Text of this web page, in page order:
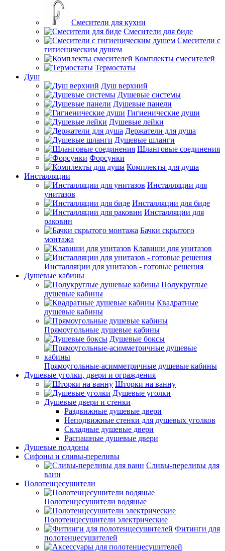
Смесители для кухни
Смесители для биде
Смесители с
гигиеническим душем
Комплекты смесителей
Термостаты
Душ
Душ верхний
Душевые системы
Душевые панели
Гигиенические души
Душевые лейки
Держатели для душа
Душевые шланги
Шланговые соединения
Форсунки
Комплекты для душа
Инсталляции
Инсталляции для
унитазов
Инсталляции для биде
Инсталляции для
раковин
Бачки скрытого
монтажа
Клавиши для унитазов
Инсталляции для унитазов - готовые решения
Душевые кабины
Полукруглые
душевые кабины
Квадратные
душевые кабины
Прямоугольные душевые кабины
Душевые боксы
Прямоугольные-асимметричные душевые кабины
Душевые уголки, двери и ограждения
Шторки на ванну
Душевые уголки
Душевые двери и стенки
Раздвижные душевые двери
Неподвижные стенки для душевых уголков
Складные душевые двери
Распашные душевые двери
Душевые поддоны
Сифоны и сливы-переливы
Сливы-переливы для
ванн
Полотенцесушители
Полотенцесушители водяные
Полотенцесушители электрические
Фитинги для
полотенцесушителей